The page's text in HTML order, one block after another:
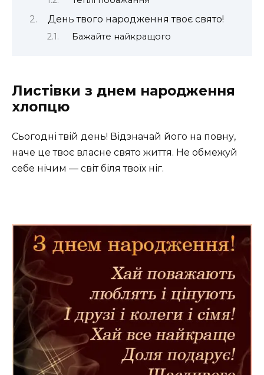
День твого народження твоє свято!
Бажайте найкращого
Листівки з днем народження
хлопцю
Сьогодні твій день! Відзначай його на повну,
наче це твоє власне свято життя. Не обмежуй
себе нічим — світ біля твоїх ніг.